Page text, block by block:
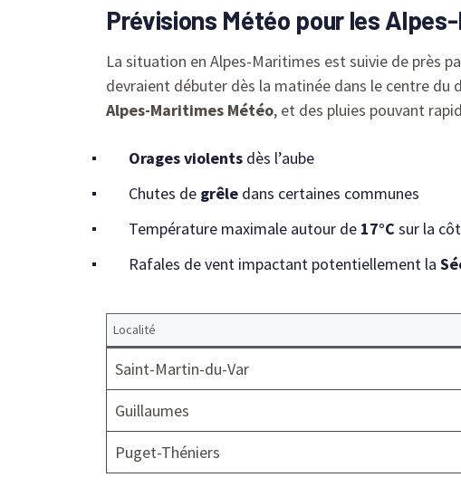
Prévisions Météo pour les
La situation en Alpes-Maritimes est suivie de près
devraient débuter dès la matinée dans le centre
Alpes-Maritimes Météo, et des pluies pouvant
Orages violents dès l’aube
Chutes de grêle dans certaines communes
Température maximale autour de 17°C sur la
Rafales de vent impactant potentiellement la
Localité
Saint-Martin-du-Var
Guillaumes
Puget-Théniers